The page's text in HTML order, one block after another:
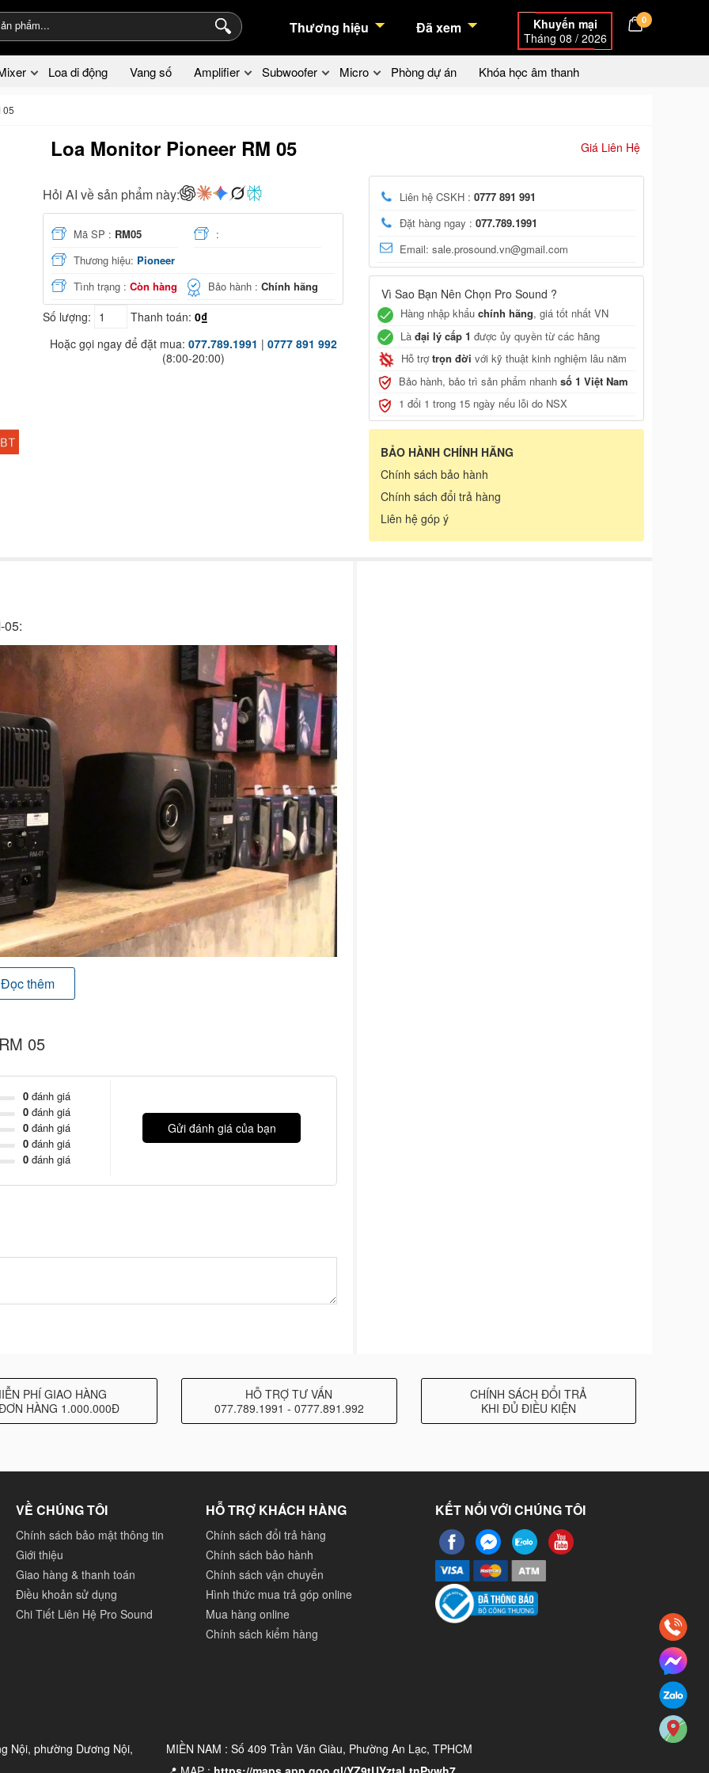
Thương hiệu Đã xem
Khuyến mại
Tháng 08 / 2026
0
Loa di động Vang số Amplifier Subwoofer Micro Phòng dự án Khóa học âm thanh
05
Loa Monitor Pioneer RM 05 Giá Liên Hệ
Hỏi AI về sản phẩm này:
Mã SP : RM05
:
Thương hiệu: Pioneer
Tình trạng : Còn hàng Bảo hành :Chính hãng
Số lượng: Thanh toán: 0₫
Hoặc gọi ngay để đặt mua: 077.789.1991 | 0777 891 992
(8:00-20:00)
Liên hệ CSKH : 0777 891 991
Đặt hàng ngay : 077.789.1991
Email: sale.prosound.vn@gmail.com
Vì Sao Bạn Nên Chọn Pro Sound ?
Hàng nhập khẩu chính hãng, giá tốt nhất VN
Là đại lý cấp 1 được ủy quyền từ các hãng
Hỗ trợtrọn đời với kỹ thuật kinh nghiệm lâu năm
Bảo hành, bảo trì sản phẩm nhanh số 1 Việt Nam
1 đổi 1 trong 15 ngày nếu lỗi do NSX
BẢO HÀNH CHÍNH HÃNG
Chính sách bảo hành
Chính sách đổi trả hàng
Liên hệ góp ý
05:
tuyệt vời cho những người dùng cần sản xuất bài bản.
HD 5-inch đồng trục cung cấp giám sát nguồn chính xác.
điều này sẽ giúp tăng độ cao đáng kể của âm thanh trở
Đọc thêm
05
0đánh giá
0đánh giá
0đánh giá
0đánh giá
0đánh giá
Gửi đánh giá của bạn
PHÍ GIAO HÀNG
HÀNG 1.000.000Đ
HỖ TRỢ TƯ VẤN
077.789.1991 - 0777.891.992
CHÍNH SÁCH ĐỔI TRẢ
KHI ĐỦ ĐIỀU KIỆN
VỀ CHÚNG TÔI
Chính sách bảo mật thông tin
Giới thiệu
Giao hàng & thanh toán
Điều khoản sử dụng
Chi Tiết Liên Hệ Pro Sound
HỖ TRỢ KHÁCH HÀNG
Chính sách đổi trả hàng
Chính sách bảo hành
Chính sách vận chuyển
Hình thức mua trả góp online
Mua hàng online
Chính sách kiểm hàng
KẾT NỐI VỚI CHÚNG TÔI
Nội, phường Dương Nội,
MIỀN NAM : Số 409 Trần Văn Giàu, Phường An Lạc, TPHCM